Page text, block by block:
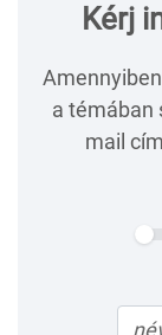
Kérj
a témában
mail